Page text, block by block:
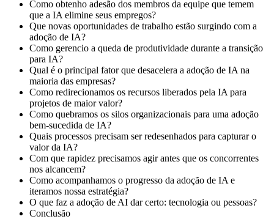
Como obtenho adesão dos membros da equipe que temem
que a IA elimine seus empregos?
Que novas oportunidades de trabalho estão surgindo com a
adoção de IA?
Como gerencio a queda de produtividade durante a transição
para IA?
Qual é o principal fator que desacelera a adoção de IA na
maioria das empresas?
Como redirecionamos os recursos liberados pela IA para
projetos de maior valor?
Como quebramos os silos organizacionais para uma adoção
bem-sucedida de IA?
Quais processos precisam ser redesenhados para capturar o
valor da IA?
Com que rapidez precisamos agir antes que os concorrentes
nos alcancem?
Como acompanhamos o progresso da adoção de IA e
iteramos nossa estratégia?
O que faz a adoção de AI dar certo: tecnologia ou pessoas?
Conclusão